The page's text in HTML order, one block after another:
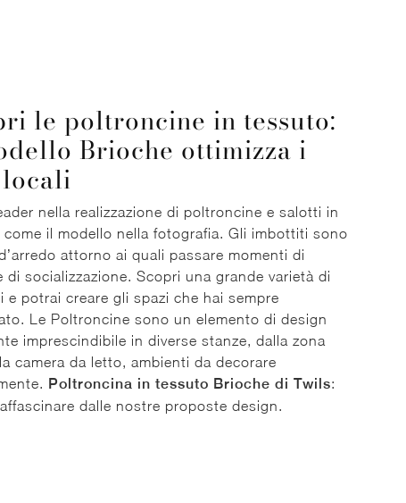
le poltroncine in tessuto:
Brioche ottimizza i
nella realizzazione di poltroncine e salotti in
il modello nella fotografia. Gli imbottiti sono
attorno ai quali passare momenti di
di socializzazione. Scopri una grande varietà di
e potrai creare gli spazi che hai sempre
Le Poltroncine sono un elemento di design
imprescindibile in diverse stanze, dalla zona
camera da letto, ambienti da decorare
Poltroncina in tessuto Brioche di Twils:
dalle nostre proposte design.